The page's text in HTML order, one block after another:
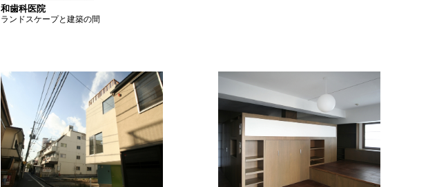
和歯科医院
ランドスケープと建築の間